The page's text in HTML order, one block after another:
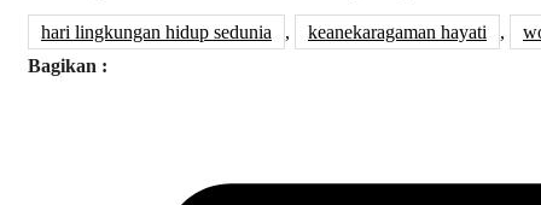
hari lingkungan hidup sedunia , keanekaragaman hayati ,
Bagikan :